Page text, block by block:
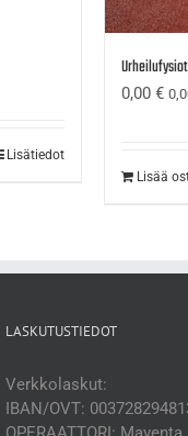
Lisätiedot
0,00€
Lisää
LASKUTUSTIEDOT
Verkkolaskut:
IBAN/OVT: